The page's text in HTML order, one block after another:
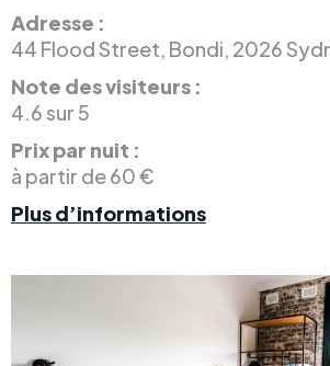
Adresse :
44 Flood Street, Bondi, 2026
Note des visiteurs :
4.6 sur 5
Prix par nuit :
à partir de 60 €
Plus d’informations